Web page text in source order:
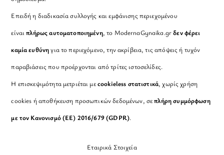
Επειδή η διαδικασία συλλογής και εμφάνισης περιεχομένου
είναιπλήρως αυτοματοποιημένη, το ModernaGynaika.grδεν φέρει
καμία ευθύνηγια το περιεχόμενο, την ακρίβεια, τις απόψεις ή τυχόν
παραβιάσεις που προέρχονται από τρίτες ιστοσελίδες.
Η επισκεψιμότητα μετριέται μεcookieless στατιστικά, χωρίς χρήση
cookies ή αποθήκευση προσωπικών δεδομένων, σεπλήρη συμμόρφωση
με τον Κανονισμό (ΕΕ) 2016/679 (GDPR).
Εταιρικά Στοιχεία